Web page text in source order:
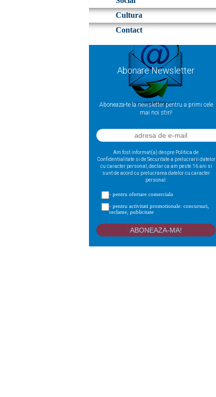
Cultura
Contact
Abonare Newsletter
Aboneaza-te la newsletter pentru a primi cele
mai noi stiri!
Am fost informat(a) despre Politica de
Confidentialitate si de Securitate a prelucrarii datelor
cu caracter personal, declar ca am peste 16 ani si
sunt de acord cu prelucrarea datelor cu caracter
personal:
- pentru ofertare comerciala
- pentru activitati promotionale: concursuri,
reclame, publicitate